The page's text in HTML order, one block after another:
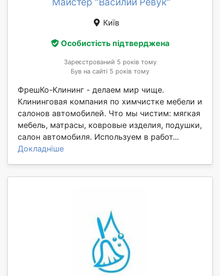
Київ
Особистість підтверджена
Зареєстрований 5 років тому
Був на сайті 5 років тому
ФрешКо-Клининг - делаем мир чище.
Клининговая компания по химчистке мебели и
салонов автомобилей. Что мы чистим: мягкая
мебель, матрасы, ковровые изделия, подушки,
салон автомобиля. Используем в работ...
Докладніше